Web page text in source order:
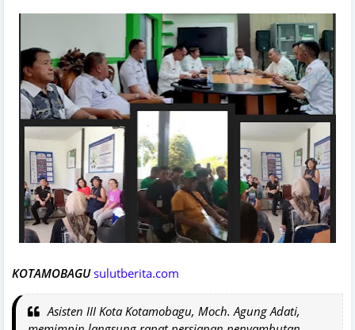
KOTAMOBAGUsulutberita.com
Asisten III Kota Kotamobagu, Moch. Agung Adati,